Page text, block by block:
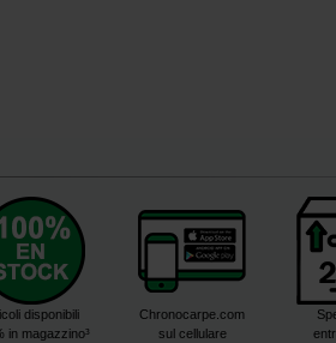
disponibili
in magazzino³
Chronocarpe.com
sul cellulare